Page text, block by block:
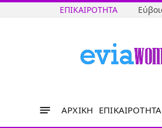
ΕΠΙΚΑΙΡΌΤΗΤΑ
ΑΡΧΙΚΉ ΕΠΙΚΑΙΡΌΤΗΤΑ